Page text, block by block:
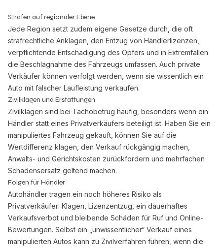
Strafen auf regionaler Ebene
Jede Region setzt zudem eigene Gesetze durch, die oft
strafrechtliche Anklagen, den Entzug von Händlerlizenzen,
verpflichtende Entschädigung des Opfers und in Extremfällen
die Beschlagnahme des Fahrzeugs umfassen. Auch private
Verkäufer können verfolgt werden, wenn sie wissentlich ein
Auto mit falscher Laufleistung verkaufen.
Zivilklagen und Erstattungen
Zivilklagen sind bei Tachobetrug häufig, besonders wenn ein
Händler statt eines Privatverkäufers beteiligt ist. Haben Sie ein
manipuliertes Fahrzeug gekauft, können Sie auf die
Wertdifferenz klagen, den Verkauf rückgängig machen,
Anwalts- und Gerichtskosten zurückfordern und mehrfachen
Schadensersatz geltend machen.
Folgen für Händler
Autohändler tragen ein noch höheres Risiko als
Privatverkäufer: Klagen, Lizenzentzug, ein dauerhaftes
Verkaufsverbot und bleibende Schäden für Ruf und Online-
Bewertungen. Selbst ein „unwissentlicher“ Verkauf eines
manipulierten Autos kann zu Zivilverfahren führen, wenn die